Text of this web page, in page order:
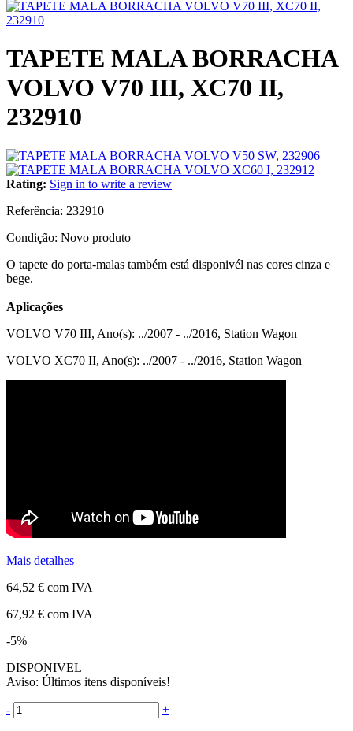
TAPETE MALA BORRACHA
VOLVO V70 III, XC70 II,
232910
Rating: Sign in to write a review
Referência: 232910
Condição: Novo produto
O tapete do porta-malas também está disponivél nas cores cinza e
bege.
Aplicações
VOLVO V70 III, Ano(s): ../2007 - ../2016, Station Wagon
VOLVO XC70 II, Ano(s): ../2007 - ../2016, Station Wagon
Mais detalhes
64,52 € com IVA
67,92 € com IVA
-5%
DISPONIVEL
Aviso: Últimos itens disponíveis!
- +